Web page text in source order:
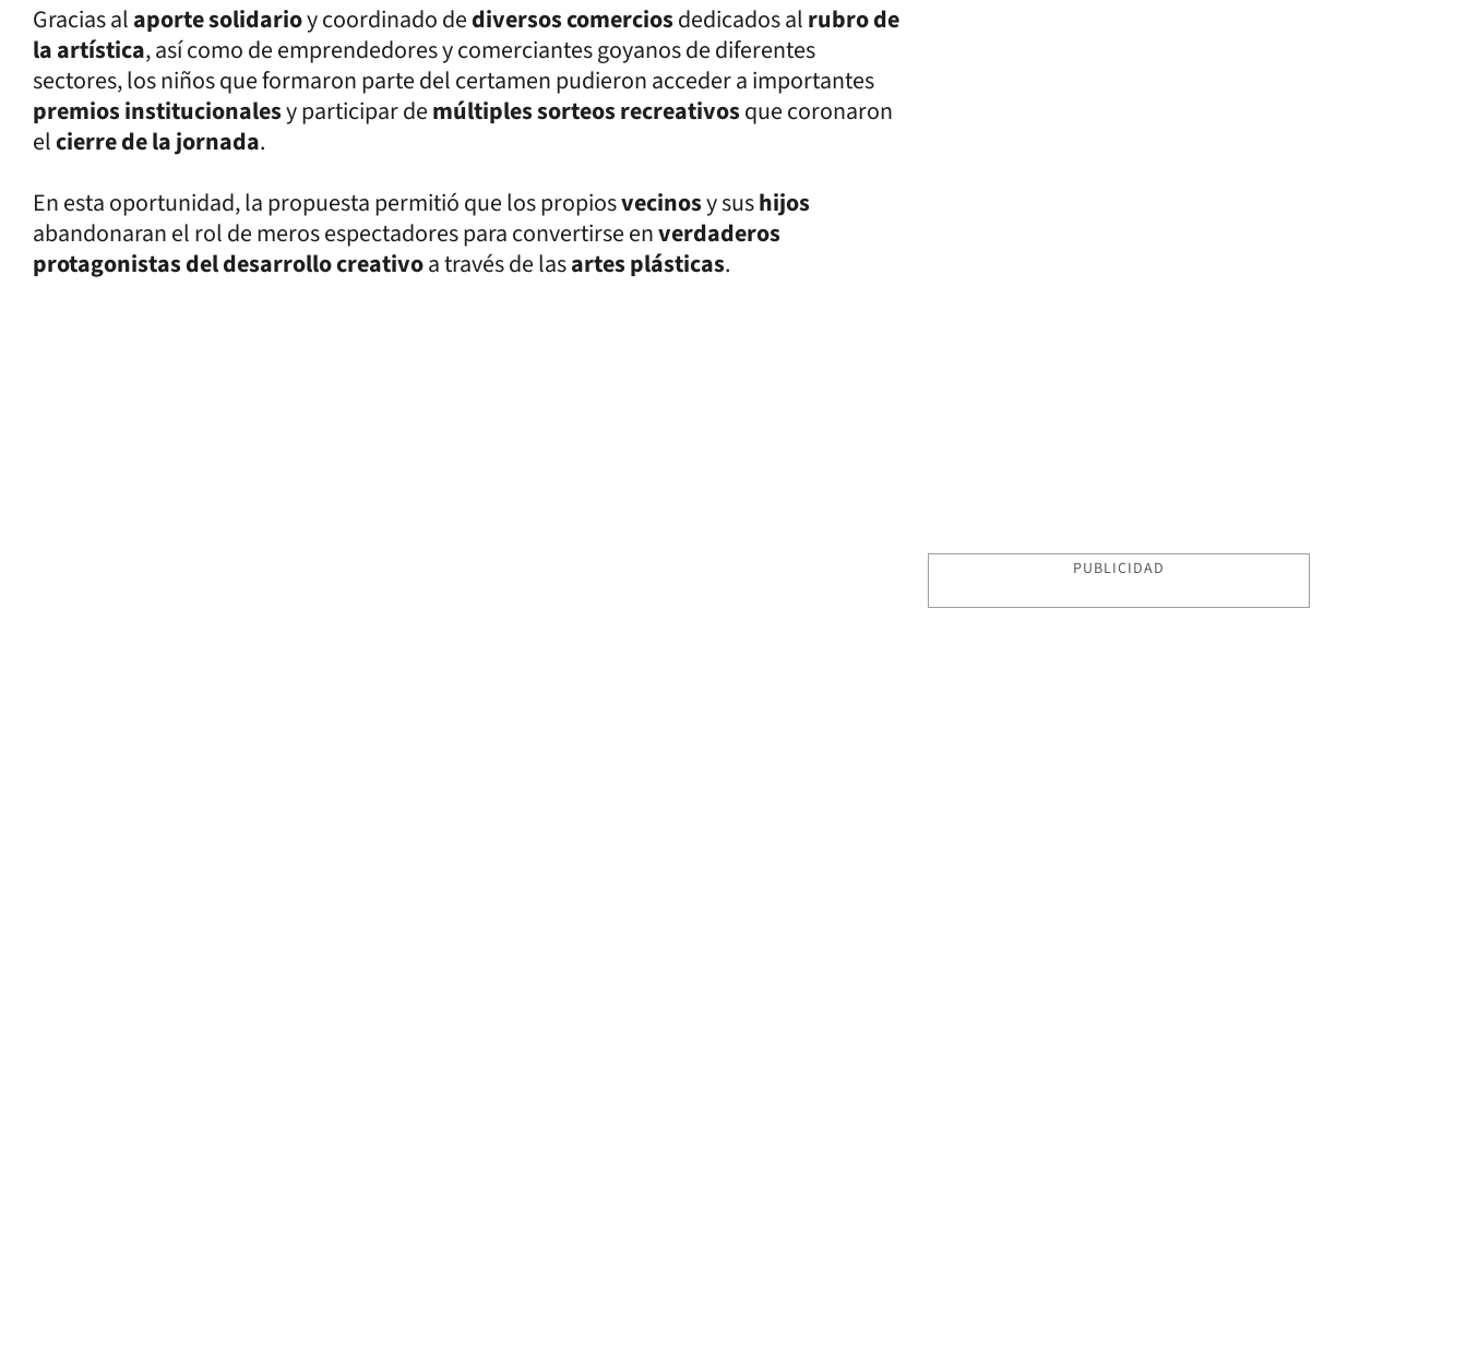
Gracias alaporte solidarioy coordinado dediversos comerciosdedicados alrubro de
la artística, así como de emprendedores y comerciantes goyanos de diferentes
sectores, los niños que formaron parte del certamen pudieron acceder a importantes
premios institucionalesy participar demúltiples sorteos recreativosque coronaron
elcierre de la jornada.
En esta oportunidad, la propuesta permitió que los propiosvecinosy sushijos
abandonaran el rol de meros espectadores para convertirse enverdaderos
protagonistas del desarrollo creativoa través de lasartes plásticas.
PUBLICIDAD